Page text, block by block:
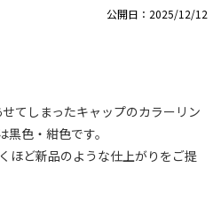
公開日：2025/12/12
てしまったキャップのカラーリン
色・紺色です。
ほど新品のような仕上がりをご提